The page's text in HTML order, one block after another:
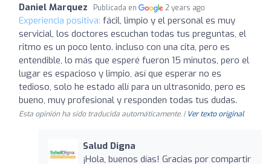
Daniel Marquez Publicada en 2 years ago
Experiencia positiva: fácil, limpio y el personal es muy
servicial, los doctores escuchan todas tus preguntas, el
ritmo es un poco lento. incluso con una cita, pero es
entendible, lo más que esperé fueron 15 minutos, pero el
lugar es espacioso y limpio, así que esperar no es
tedioso, solo he estado allí para un ultrasonido, pero es
bueno, muy profesional y responden todas tus dudas.
Esta opinión ha sido traducida automáticamente. | Ver texto original
Salud Digna
¡Hola, buenos días! Gracias por compartir